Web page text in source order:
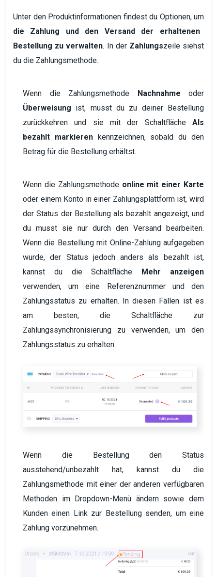
Unter den Produktinformationen findest du Optionen, um
die Zahlung und den Versand der erhaltenen
Bestellung zu verwalten. In der Zahlungszeile siehst
du die Zahlungsmethode.
Wenn die Zahlungsmethode Nachnahme oder
Überweisung ist, musst du zu deiner Bestellung
zurückkehren und sie mit der Schaltfläche Als
bezahlt markierenkennzeichnen, sobald du den
Betrag für die Bestellung erhältst.
Wenn die Zahlungsmethode online mit einer Karte
oder einem Konto in einer Zahlungsplattform ist, wird
der Status der Bestellung als bezahlt angezeigt, und
du musst sie nur durch den Versand bearbeiten.
Wenn die Bestellung mit Online-Zahlung aufgegeben
wurde, der Status jedoch anders als bezahlt ist,
kannst du die Schaltfläche
Mehr anzeigen
verwenden, um eine Referenznummer und den
Zahlungsstatus zu erhalten. In diesen Fällen ist es
am besten, die Schaltfläche zur
Zahlungssynchronisierung zu verwenden, um den
Zahlungsstatus zu erhalten.
Wenn die Bestellung den Status
ausstehend/unbezahlt hat, kannst du die
Zahlungsmethode mit einer der anderen verfügbaren
Methoden im Dropdown-Menü ändern sowie dem
Kunden einen Link zur Bestellung senden, um eine
Zahlung vorzunehmen.